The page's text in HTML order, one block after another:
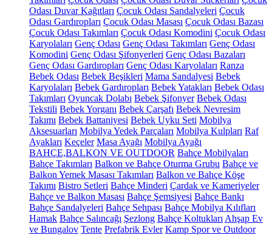
Odası Duvar Kağıtları Çocuk Odası Sandalyeleri Çocuk
Odası Gardıropları Çocuk Odası Masası Çocuk Odası Bazası
Çocuk Odası Takımları Çocuk Odası Komodini Çocuk Odası
Karyolaları Genç Odası Genç Odası Takımları Genç Odası
Komodini Genç Odası Şifonyerleri Genç Odası Bazaları
Genç Odası Gardıropları Genç Odası Karyolaları Ranza
Bebek Odası Bebek Beşikleri Mama Sandalyesi Bebek
Karyolaları Bebek Gardıropları Bebek Yatakları Bebek Odası
Takımları Oyuncak Dolabı Bebek Şifonyer Bebek Odası
Tekstili Bebek Yorganı Bebek Çarşafı Bebek Nevresim
Takımı Bebek Battaniyesi Bebek Uyku Seti Mobilya
Aksesuarları Mobilya Yedek Parçaları Mobilya Kulpları Raf
Ayakları Keçeler Masa Ayağı Mobilya Ayağı
BAHÇE,BALKON VE OUTDOOR Bahçe Mobilyaları
Bahçe Takımları Balkon ve Bahçe Oturma Grubu Bahçe ve
Balkon Yemek Masası Takımları Balkon ve Bahçe Köşe
Takımı Bistro Setleri Bahçe Minderi Çardak ve Kameriyeler
Bahçe ve Balkon Masası Bahçe Şemsiyesi Bahçe Bankı
Bahçe Sandalyeleri Bahçe Sehpası Bahçe Mobilya Kılıfları
Hamak Bahçe Salıncağı Şezlong Bahçe Koltukları Ahşap Ev
ve Bungalov Tente Prefabrik Evler Kamp Spor ve Outdoor